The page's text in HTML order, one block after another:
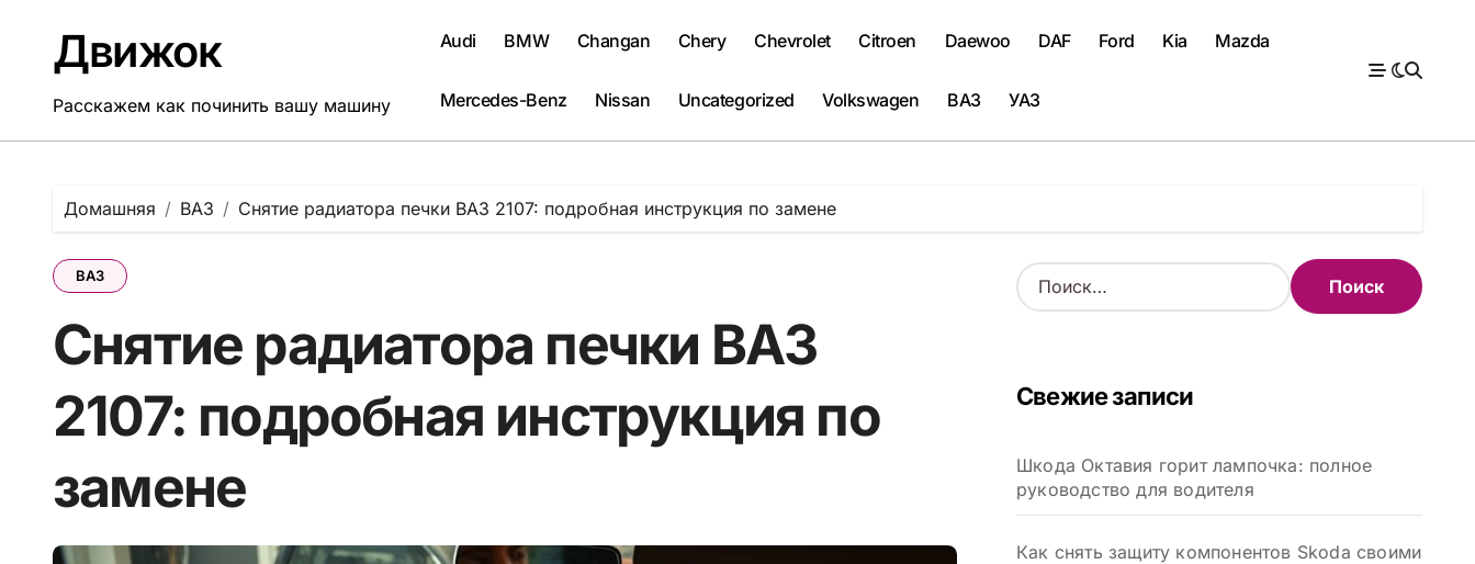
содержаниюДвижок
Расскажем как починить вашу машину
Audi BMW Changan Chery Chevrolet Citroen Daewoo DAF Ford Kia Mazda
Mercedes-Benz Nissan Uncategorized Volkswagen ВАЗ УАЗ
Домашняя ВАЗ Снятие радиатора печки ВАЗ 2107: подробная инструкция по замене
ВАЗ
Снятие радиатора печки ВАЗ
2107: подробная инструкция по
замене
Н
а
:Свежие записи
Шкода Октавия горит лампочка: полное
руководство для водителя
Как снять защиту компонентов Skoda своими